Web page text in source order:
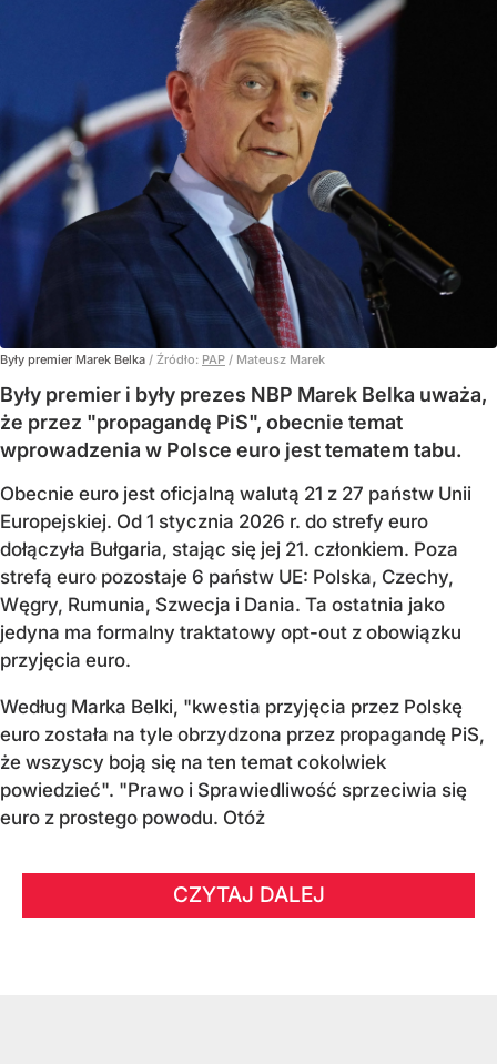
Były premier Marek Belka / Źródło: PAP / Mateusz Marek
Były premier i były prezes NBP Marek Belka uważa,
że przez "propagandę PiS", obecnie temat
wprowadzenia w Polsce euro jest tematem tabu.
Obecnie euro jest oficjalną walutą 21 z 27 państw Unii
Europejskiej. Od 1 stycznia 2026 r. do strefy euro
dołączyła Bułgaria, stając się jej 21. członkiem. Poza
strefą euro pozostaje 6 państw UE: Polska, Czechy,
Węgry, Rumunia, Szwecja i Dania. Ta ostatnia jako
jedyna ma formalny traktatowy opt-out z obowiązku
przyjęcia euro.
Według Marka Belki, "kwestia przyjęcia przez Polskę
euro została na tyle obrzydzona przez propagandę PiS,
że wszyscy boją się na ten temat cokolwiek
powiedzieć". "Prawo i Sprawiedliwość sprzeciwia się
euro z prostego powodu. Otóż
CZYTAJ DALEJ